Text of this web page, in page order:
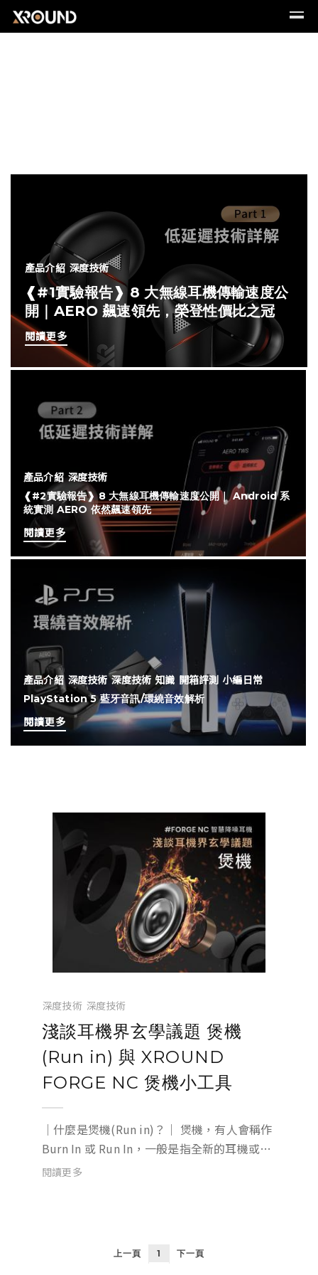
產品介紹 深度技術
❰#1實驗報告❱ 8 大無線耳機傳輸速度公
開｜AERO 飆速領先，榮登性價比之冠
閱讀更多
產品介紹 深度技術
❰#2實驗報告❱ 8 大無線耳機傳輸速度公開｜ Android 系
統實測 AERO 依然飆速領先
閱讀更多
產品介紹 深度技術 深度技術 知識 開箱評測 小編日常
PlayStation 5 藍牙音訊/環繞音效解析
閱讀更多
深度技術 深度技術
淺談耳機界玄學議題 煲機
(Run in) 與 XROUND
FORGE NC 煲機小工具
｜什麼是煲機(Run in)？｜ 煲機，有人會稱作
Burn In 或 Run In，一般是指全新的耳機或是
喇叭，經過一定時間的運作後，內部機構磨
閱讀更多
上一頁 1 下一頁